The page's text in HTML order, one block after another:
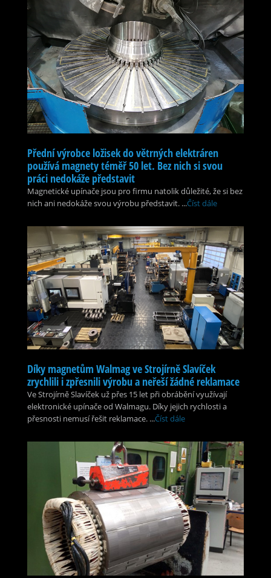
Přední výrobce ložisek do větrných elektráren
používá magnety téměř 50 let. Bez nich si svou
práci nedokáže představit
Magnetické upínače jsou pro firmu natolik důležité, že si bez
nich ani nedokáže svou výrobu představit. ...Číst dále
Díky magnetům Walmag ve Strojírně Slavíček
zrychlili i zpřesnili výrobu a neřeší žádné reklamace
Ve Strojírně Slavíček už přes 15 let při obrábění využívají
elektronické upínače od Walmagu. Díky jejich rychlosti a
přesnosti nemusí řešit reklamace. ...Číst dále